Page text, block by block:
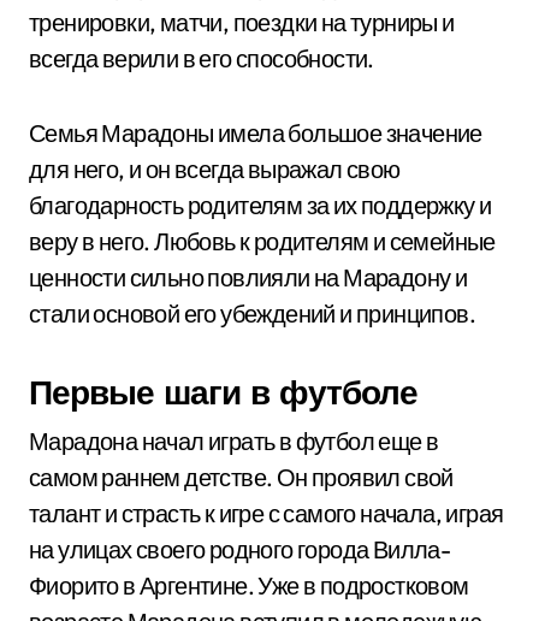
тренировки, матчи, поездки на турниры и
всегда верили в его способности.
Семья Марадоны имела большое значение
для него, и он всегда выражал свою
благодарность родителям за их поддержку и
веру в него. Любовь к родителям и семейные
ценности сильно повлияли на Марадону и
стали основой его убеждений и принципов.
Первые шаги в футболе
Марадона начал играть в футбол еще в
самом раннем детстве. Он проявил свой
талант и страсть к игре с самого начала, играя
на улицах своего родного города Вилла-
Фиорито в Аргентине. Уже в подростковом